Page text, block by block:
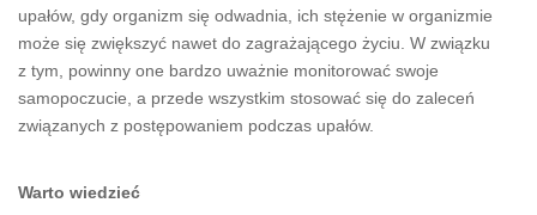
upałów, gdy organizm się odwadnia, ich stężenie w organizmie
może się zwiększyć nawet do zagrażającego życiu. W związku
z tym, powinny one bardzo uważnie monitorować swoje
samopoczucie, a przede wszystkim stosować się do zaleceń
związanych z postępowaniem podczas upałów.
Warto wiedzieć